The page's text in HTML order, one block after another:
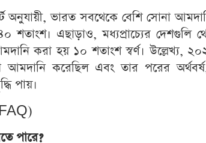
অনুযায়ী, ভারত সবথেকে বেশি সোনা
শতাংশ। এছাড়াও, মধ্যপ্রাচ্যের
করা হয় ১০ শতাংশ স্বর্ণ। উল্লেখ্য,
আমদানি করেছিল এবং তার পরের
পায়।
(FAQ)
পারে?